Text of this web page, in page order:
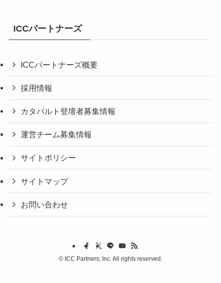
ICCパートナーズ
ICCパートナーズ概要
採用情報
カタパルト登壇者募集情報
運営チーム募集情報
サイトポリシー
サイトマップ
お問い合わせ
© ICC Partners, Inc. All rights reserved.